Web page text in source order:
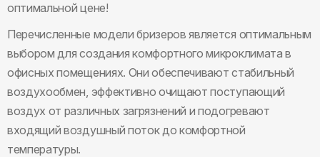
оптимальной цене!
Перечисленные модели бризеров является оптимальным
выбором для создания комфортного микроклимата в
офисных помещениях. Они обеспечивают стабильный
воздухообмен, эффективно очищают поступающий
воздух от различных загрязнений и подогревают
входящий воздушный поток до комфортной
температуры.